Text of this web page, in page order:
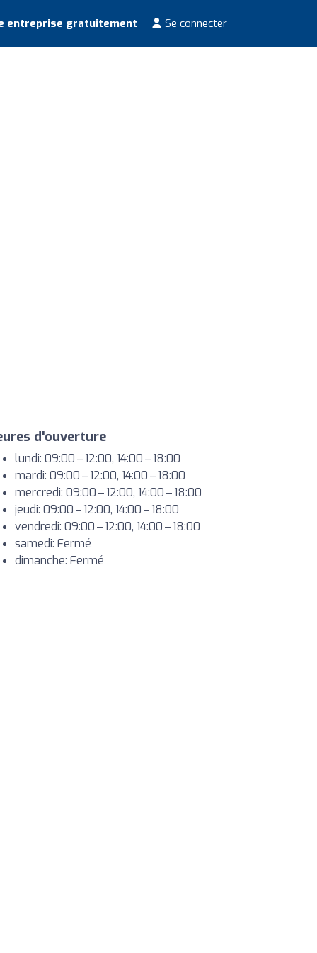
entreprise gratuitement Se connecter
d'ouverture
lundi: 09:00 – 12:00, 14:00 – 18:00
mardi: 09:00 – 12:00, 14:00 – 18:00
mercredi: 09:00 – 12:00, 14:00 – 18:00
jeudi: 09:00 – 12:00, 14:00 – 18:00
vendredi: 09:00 – 12:00, 14:00 – 18:00
samedi: Fermé
dimanche: Fermé